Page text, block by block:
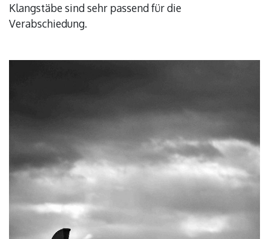
Klangstäbe sind sehr passend für die
Verabschiedung.